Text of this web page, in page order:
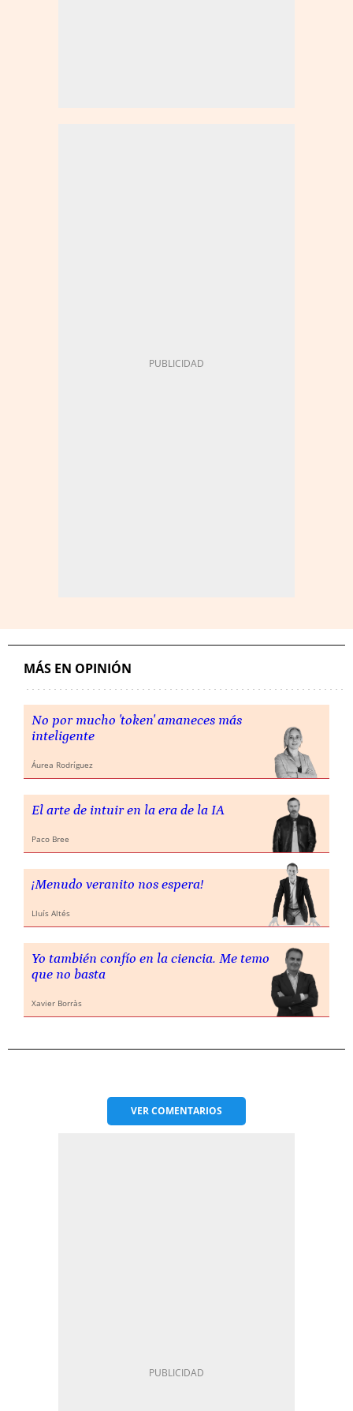
MÁS EN OPINIÓN
No por mucho 'token' amaneces más
inteligente
Áurea Rodríguez
El arte de intuir en la era de la IA
Paco Bree
¡Menudo veranito nos espera!
Lluís Altés
Yo también confío en la ciencia. Me temo
que no basta
Xavier Borràs
VERCOMENTARIOS